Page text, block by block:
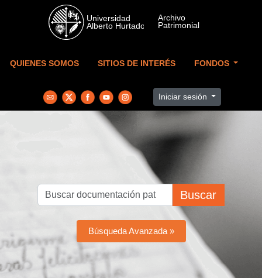
Skip to main content
QUIENES SOMOS SITIOS DE INTERÉS FONDOS
Iniciar sesión
Buscar
Búsqueda Avanzada »